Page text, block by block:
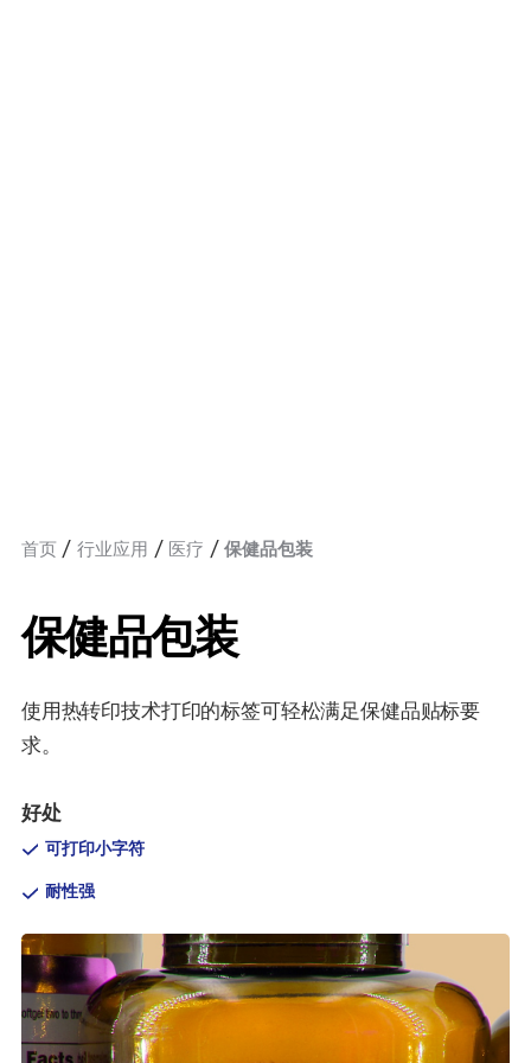
首页 行业应用 医疗 保健品包装
保健品包装
使用热转印技术打印的标签可轻松满足保健品贴标要
求。
好处
可打印小字符
耐性强